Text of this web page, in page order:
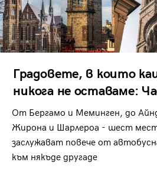
Градовете, в които
никога не оставаме:
От Бергамо и Меминген, до
Жирона и Шарлероа - шест
заслужават повече от
към някъде другаде